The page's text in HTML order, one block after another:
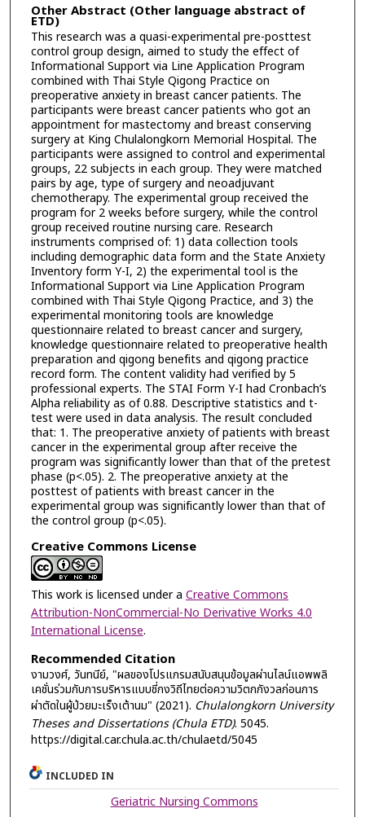
Other Abstract (Other language abstract of
ETD)
This research was a quasi-experimental pre-posttest
control group design, aimed to study the effect of
Informational Support via Line Application Program
combined with Thai Style Qigong Practice on
preoperative anxiety in breast cancer patients. The
participants were breast cancer patients who got an
appointment for mastectomy and breast conserving
surgery at King Chulalongkorn Memorial Hospital. The
participants were assigned to control and experimental
groups, 22 subjects in each group. They were matched
pairs by age, type of surgery and neoadjuvant
chemotherapy. The experimental group received the
program for 2 weeks before surgery, while the control
group received routine nursing care. Research
instruments comprised of: 1) data collection tools
including demographic data form and the State Anxiety
Inventory form Y-I, 2) the experimental tool is the
Informational Support via Line Application Program
combined with Thai Style Qigong Practice, and 3) the
experimental monitoring tools are knowledge
questionnaire related to breast cancer and surgery,
knowledge questionnaire related to preoperative health
preparation and qigong benefits and qigong practice
record form. The content validity had verified by 5
professional experts. The STAI Form Y-I had Cronbach’s
Alpha reliability as of 0.88. Descriptive statistics and t-
test were used in data analysis. The result concluded
that: 1. The preoperative anxiety of patients with breast
cancer in the experimental group after receive the
program was significantly lower than that of the pretest
phase (p<.05). 2. The preoperative anxiety at the
posttest of patients with breast cancer in the
experimental group was significantly lower than that of
the control group (p<.05).
Creative Commons License
This work is licensed under a Creative Commons
Attribution-NonCommercial-No Derivative Works 4.0
International License.
Recommended Citation
งามวงศ์, วันทนีย์, "ผลของโปรแกรมสนับสนุนข้อมูลผ่านไลน์แอพพลิ
เคชั่นร่วมกับการบริหารแบบชี่กงวิถีไทยต่อความวิตกกังวลก่อนการ
ผ่าตัดในผู้ป่วยมะเร็งเต้านม" (2021). Chulalongkorn University
Theses and Dissertations (Chula ETD). 5045.
https://digital.car.chula.ac.th/chulaetd/5045
INCLUDED IN
Geriatric Nursing Commons